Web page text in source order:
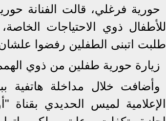
حورية فرغلي، قالت الفنانة
للأطفال ذوي الاحتياجات
طلبت اتبنى الطفلين رفضوا
زيارة حورية طفلين من ذوي
وأضافت خلال مداخلة هاتفية
الإعلامية لميس الحديدي